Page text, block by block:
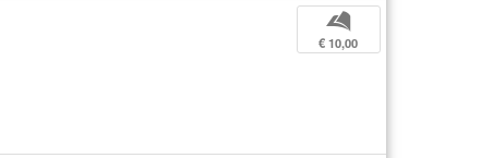
b
€ 10,00